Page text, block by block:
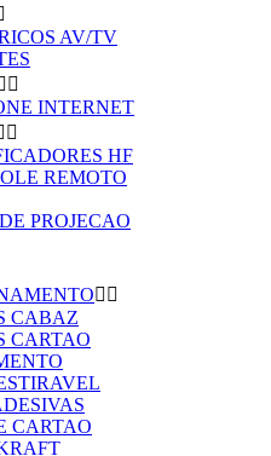
AV/TV

INTERNET

HF
REMOTO
PROJECAO
 
CABAZ
CARTAO
CARTAO